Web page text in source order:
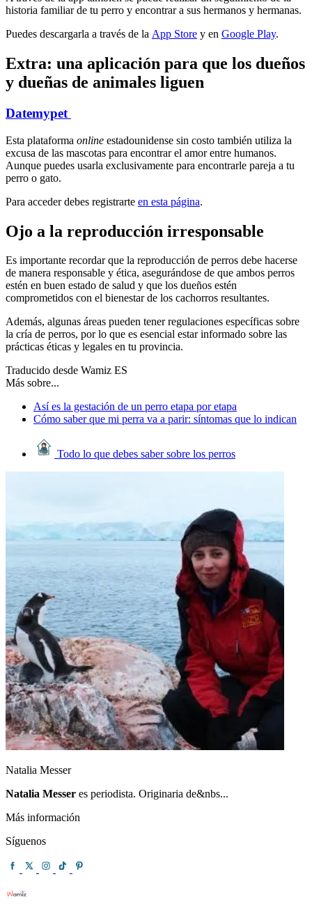
historia familiar de tu perro y encontrar a sus hermanos y hermanas.
Puedes descargarla a través de la App Store y en Google Play.
Extra: una aplicación para que los dueños
y dueñas de animales liguen
Datemypet
Esta plataforma online estadounidense sin costo también utiliza la
excusa de las mascotas para encontrar el amor entre humanos.
Aunque puedes usarla exclusivamente para encontrarle pareja a tu
perro o gato.
Para acceder debes registrarte en esta página.
Ojo a la reproducción irresponsable
Es importante recordar que la reproducción de perros debe hacerse
de manera responsable y ética, asegurándose de que ambos perros
estén en buen estado de salud y que los dueños estén
comprometidos con el bienestar de los cachorros resultantes.
Además, algunas áreas pueden tener regulaciones específicas sobre
la cría de perros, por lo que es esencial estar informado sobre las
prácticas éticas y legales en tu provincia.
Traducido desde Wamiz ES
Más sobre...
Así es la gestación de un perro etapa por etapa
Cómo saber que mi perra va a parir: síntomas que lo indican
Todo lo que debes saber sobre los perros
Natalia Messer
Natalia Messer es periodista. Originaria de&nbs...
Más información
Síguenos